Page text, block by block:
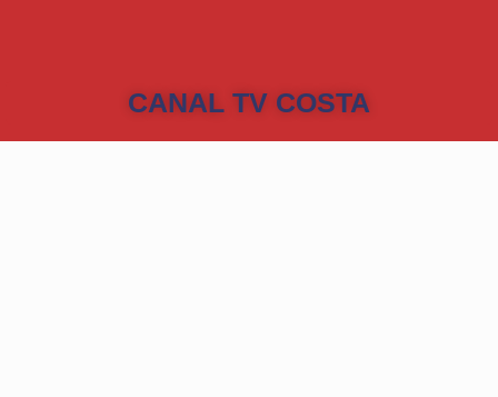
CANAL TV COSTA